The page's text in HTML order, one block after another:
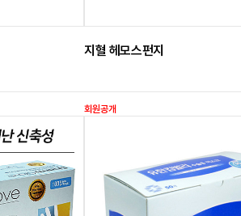
지혈 헤모스펀지
회원공개